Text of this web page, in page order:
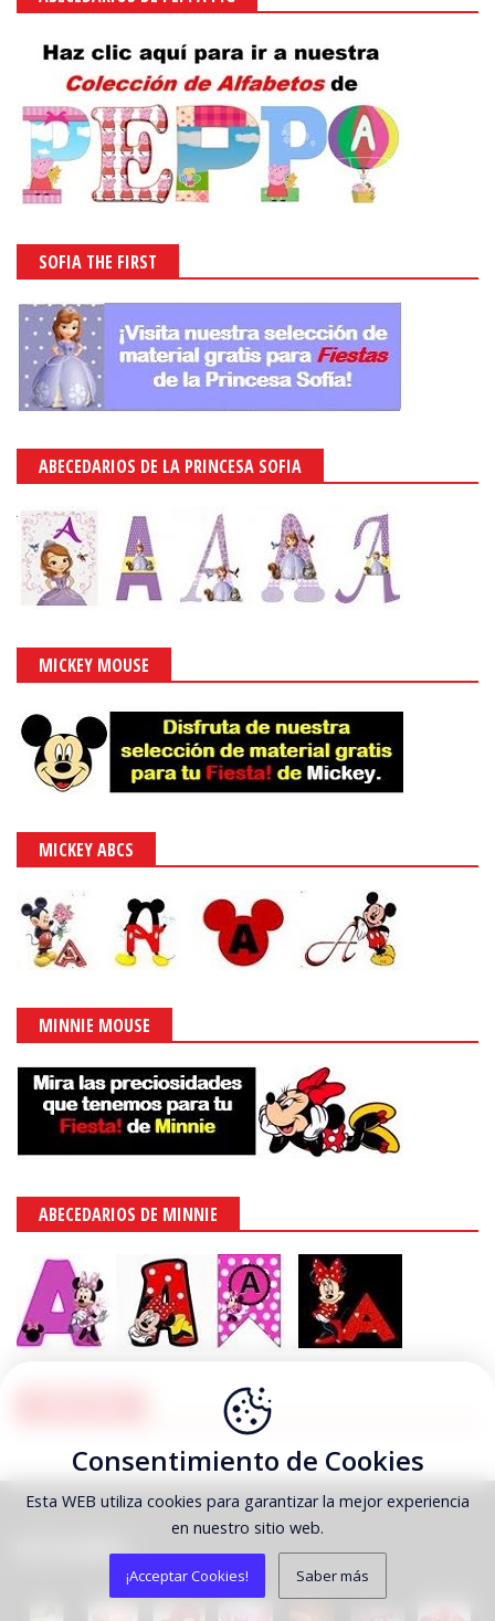
SOFIA THE FIRST
ABECEDARIOS DE LA PRINCESA SOFIA
MICKEY MOUSE
MICKEY ABCS
MINNIE MOUSE
ABECEDARIOS DE MINNIE
DESTACAMOS
Consentimiento de Cookies
Esta WEB utiliza cookies para garantizar la mejor experiencia
en nuestro sitio web.
¡Acceptar Cookies! Saber más